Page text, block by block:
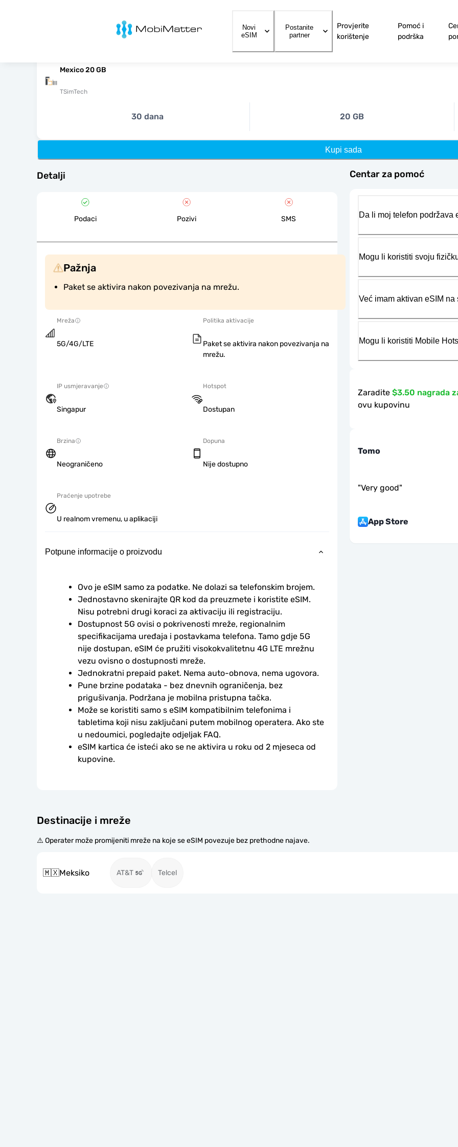
MobiMatter
Novi
eSIM
Postanite
partner
Provjerite
korištenje
Pomoć i
podrška
Mexico 20 GB
TSimTech
30 dana 20 GB
Kupi sada
Detalji
Podaci Pozivi SMS
Pažnja
Paket se aktivira nakon povezivanja na mrežu.
Mreža
5G/4G/LTE
Politika aktivacije
Paket se aktivira nakon povezivanja na
mrežu.
IP usmjeravanje
Singapur
Hotspot
Dostupan
Brzina
Neograničeno
Dopuna
Nije dostupno
Praćenje upotrebe
U realnom vremenu, u aplikaciji
Potpune informacije o proizvodu
Ovo je eSIM samo za podatke. Ne dolazi sa telefonskim brojem.
Jednostavno skenirajte QR kod da preuzmete i koristite eSIM.
Nisu potrebni drugi koraci za aktivaciju ili registraciju.
Dostupnost 5G ovisi o pokrivenosti mreže, regionalnim
specifikacijama uređaja i postavkama telefona. Tamo gdje 5G
nije dostupan, eSIM će pružiti visokokvalitetnu 4G LTE mrežnu
vezu ovisno o dostupnosti mreže.
Jednokratni prepaid paket. Nema auto-obnova, nema ugovora.
Pune brzine podataka - bez dnevnih ograničenja, bez
prigušivanja. Podržana je mobilna pristupna tačka.
Može se koristiti samo s eSIM kompatibilnim telefonima i
tabletima koji nisu zaključani putem mobilnog operatera. Ako ste
u nedoumici, pogledajte odjeljak FAQ.
eSIM kartica će isteći ako se ne aktivira u roku od 2 mjeseca od
kupovine.
Destinacije i mreže
⚠️ Operater može promijeniti mreže na koje se eSIM povezuje bez prethodne najave.
🇲🇽Meksiko AT&T Telcel
Centar za pomoć
Da li moj telefon podržava
Mogu li koristiti svoju
Već imam aktivan eSIM
Mogu li koristiti Mobile
Zaradite $3.50 nagrada
ovu kupovinu
Tomo
"Very good"
App Store